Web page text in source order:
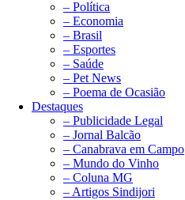
– Política
– Economia
– Brasil
– Esportes
– Saúde
– Pet News
– Poema de Ocasião
Destaques
– Publicidade Legal
– Jornal Balcão
– Canabrava em Campo
– Mundo do Vinho
– Coluna MG
– Artigos Sindijori